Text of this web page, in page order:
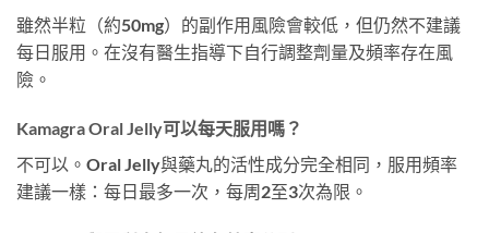
雖然半粒（約50mg）的副作用風險會較低，但仍然不建議
每日服用。在沒有醫生指導下自行調整劑量及頻率存在風
險。
Kamagra Oral Jelly可以每天服用嗎？
不可以。Oral Jelly與藥丸的活性成分完全相同，服用頻率
建議一樣：每日最多一次，每周2至3次為限。